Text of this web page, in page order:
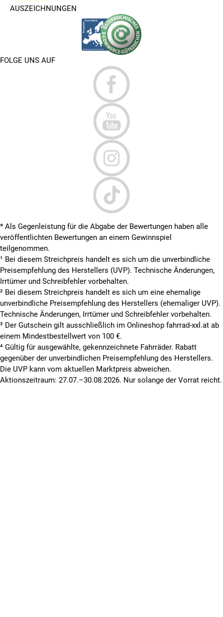
AUSZEICHNUNGEN
FOLGE UNS AUF
* Als Gegenleistung für die Abgabe der Bewertungen haben alle
veröffentlichten Bewertungen an einem Gewinnspiel
teilgenommen.
¹ Bei diesem Streichpreis handelt es sich um die unverbindliche
Preisempfehlung des Herstellers (UVP). Technische Änderungen,
Irrtümer und Schreibfehler vorbehalten.
² Bei diesem Streichpreis handelt es sich um eine ehemalige
unverbindliche Preisempfehlung des Herstellers (ehemaliger UVP).
Technische Änderungen, Irrtümer und Schreibfehler vorbehalten.
³ Der Gutschein gilt ausschließlich im Onlineshop fahrrad-xxl.at ab
einem Mindestbestellwert von 100 €.
⁴ Gültig für ausgewählte, gekennzeichnete Fahrräder. Rabatt
gegenüber der unverbindlichen Preisempfehlung des Herstellers.
Die UVP kann vom aktuellen Marktpreis abweichen.
Aktionszeitraum: 27.07.–30.08.2026. Nur solange der Vorrat reicht.